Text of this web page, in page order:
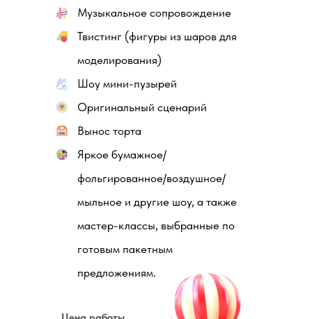
Музыкальное сопровождение
Твистинг (фигуры из шаров для
моделирования)
Шоу мини-пузырей
Оригинальный сценарий
Вынос торта
Яркое бумажное/
фольгированное/воздушное/
мыльное и другие шоу, а также
мастер-классы, выбранные по
готовым пакетным
предложениям.